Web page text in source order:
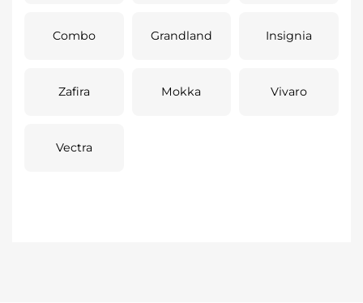
Combo Grandland Insignia
Zafira Mokka Vivaro
Vectra